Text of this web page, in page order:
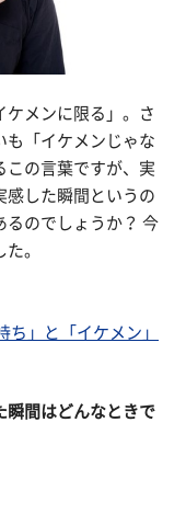
ケメンに限る」。さ
も「イケメンじゃな
この言葉ですが、実
感した瞬間というの
るのでしょうか？ 今
。
ち」と「イケメン」
瞬間はどんなときで